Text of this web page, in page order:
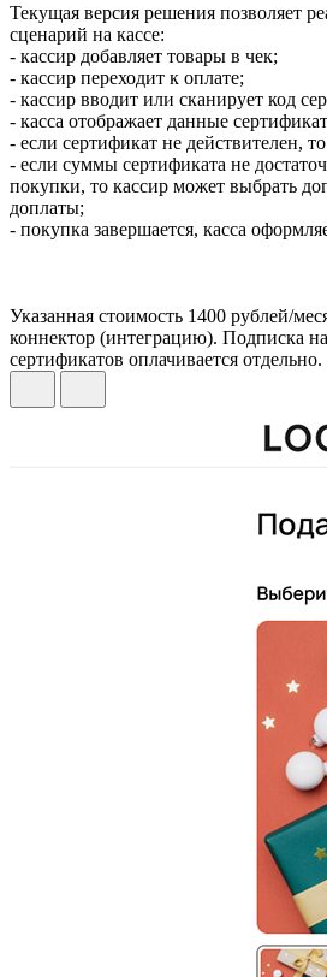
Текущая версия решения позволяет
сценарий на кассе:
- кассир добавляет товары в чек;
- кассир переходит к оплате;
- кассир вводит или сканирует код
- касса отображает данные
- если сертификат не действителен,
- если суммы сертификата не
покупки, то кассир может выбрать
доплаты;
- покупка завершается, касса
Указанная стоимость 1400 рублей/
коннектор (интеграцию). Подписка
сертификатов оплачивается отдельно.